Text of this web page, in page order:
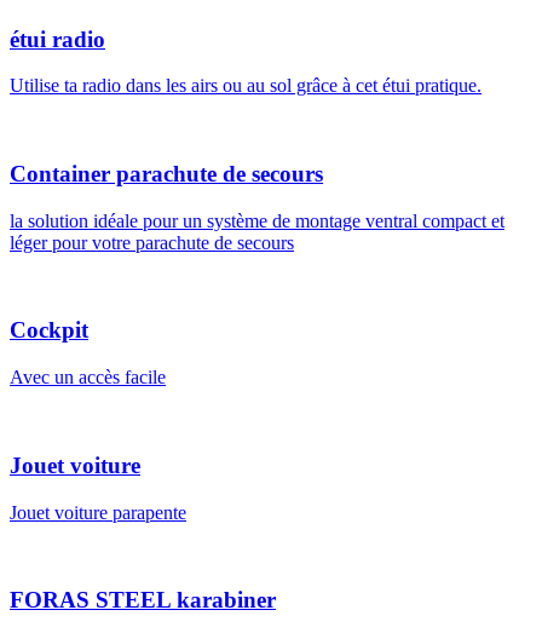
étui radio
Utilise ta radio dans les airs ou au sol grâce à cet étui pratique.
Container parachute de secours
la solution idéale pour un système de montage ventral compact et
léger pour votre parachute de secours
Cockpit
Avec un accès facile
Jouet voiture
Jouet voiture parapente
FORAS STEEL karabiner